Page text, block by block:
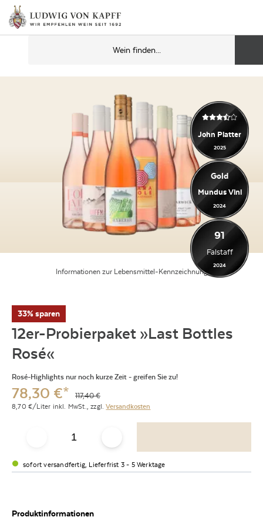
Informationen zur Lebensmittel-Kennzeichnung
John Platter
2025
Gold
Mundus Vini
2024
91
Falstaff
2024
33% sparen
12er-Probierpaket »Last Bottles
Rosé«
Rosé-Highlights nur noch kurze Zeit - greifen Sie zu!
78,30 €* 117,40€
8,70 €/Liter inkl. MwSt., zzgl.Versandkosten
sofort versandfertig, Lieferfrist 3 - 5 Werktage
Produktinformationen